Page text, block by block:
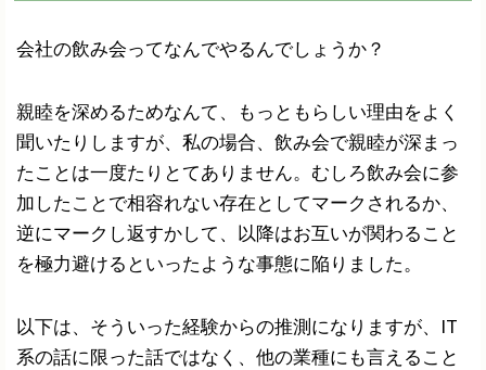
会社の飲み会ってなんでやるんでしょうか？
親睦を深めるためなんて、もっともらしい理由をよく
聞いたりしますが、私の場合、飲み会で親睦が深まっ
たことは一度たりとてありません。むしろ飲み会に参
加したことで相容れない存在としてマークされるか、
逆にマークし返すかして、以降はお互いが関わること
を極力避けるといったような事態に陥りました。
以下は、そういった経験からの推測になりますが、IT
系の話に限った話ではなく、他の業種にも言えること